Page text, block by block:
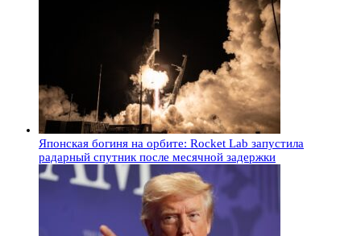
Японская богиня на орбите: Rocket Lab запустила
радарный спутник после месячной задержки